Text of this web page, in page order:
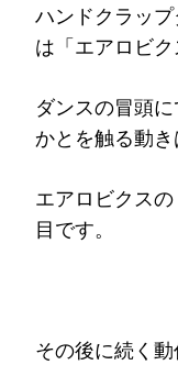
ハンドクラッ
は「エアロビク
ダンスの冒頭
かとを触る動き
エアロビクス
目です。
その後に続く